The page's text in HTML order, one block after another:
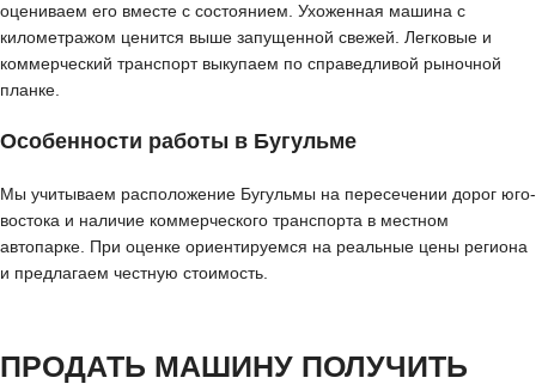
оцениваем его вместе с состоянием. Ухоженная машина с
километражом ценится выше запущенной свежей. Легковые и
коммерческий транспорт выкупаем по справедливой рыночной
планке.
Особенности работы в Бугульме
Мы учитываем расположение Бугульмы на пересечении дорог юго-
востока и наличие коммерческого транспорта в местном
автопарке. При оценке ориентируемся на реальные цены региона
и предлагаем честную стоимость.
ПРОДАТЬ МАШИНУ ПОЛУЧИТЬ